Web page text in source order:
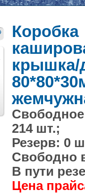
След.
Коробка
крышка/
214 шт.;
Резерв: 0
Свободно
В пути
Цена